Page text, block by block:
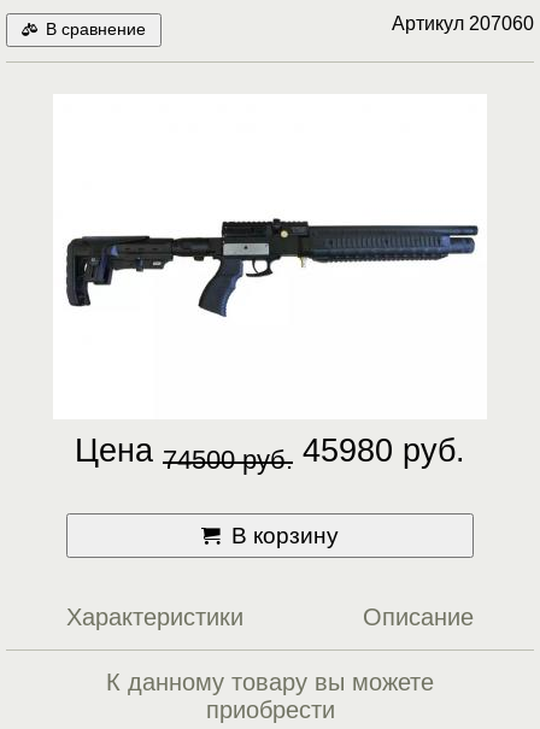
В сравнение Артикул 207060
Цена 74500 руб. 45980 руб.
В корзину
Характеристики Описание
К данному товару вы можете
приобрести